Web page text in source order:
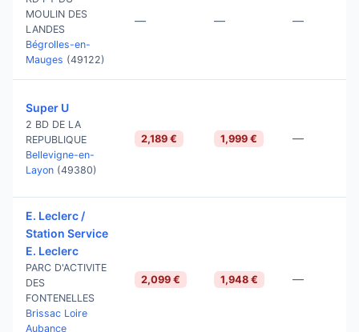
MOULIN DES
LANDES
Bégrolles-en-
Mauges (49122)
— — —
Super U
2 BD DE LA
REPUBLIQUE
Bellevigne-en-
Layon (49380)
2,189 € 1,999 € —
E. Leclerc /
Station Service
E. Leclerc
PARC D'ACTIVITE
DES
FONTENELLES
Brissac Loire
Aubance
2,099 € 1,948 € —